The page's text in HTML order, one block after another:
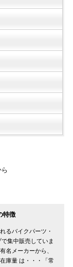
るバイクパーツ・
集中販売していま
名メーカーから、
庫量 は・・・「常